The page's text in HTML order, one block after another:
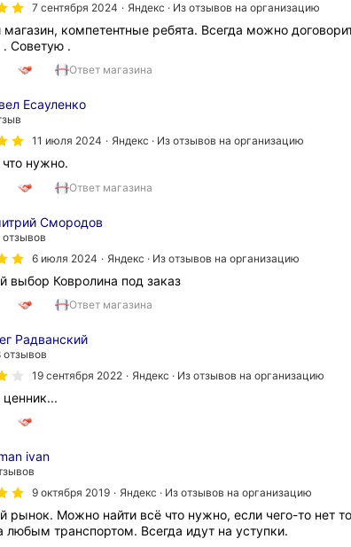
7 сентября 2024
Яндекс · Из отзывов на организацию
компетентные ребята. Всегда можно
Советую .
Ответ магазина
Есауленко
11 июля 2024
Яндекс · Из отзывов на организацию
что нужно.
Ответ магазина
Смородов
отзывов
6 июля 2024
Яндекс · Из отзывов на организацию
выбор Ковролина под заказ
Ответ магазина
Радванский
отзывов
19 сентября 2022
Яндекс · Из отзывов на организацию
ivan
9 октября 2019
Яндекс · Из отзывов на организацию
рынок. Можно найти всё что нужно, если чего-то нет
любым транспортом. Всегда идут на уступки.